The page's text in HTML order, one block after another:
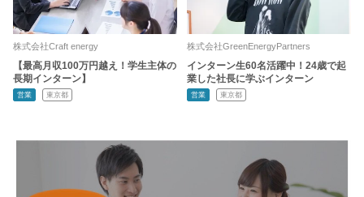
株式会社Craft energy
【最高月収100万円越え！学生主体の
長期インターン】
営業 東京都
株式会社GreenEnergyPartners
インターン生60名活躍中！24歳で起
業した社長に学ぶインターン
営業 東京都